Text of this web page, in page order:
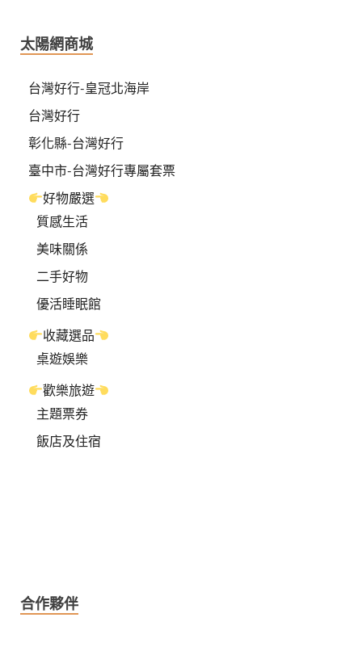
太陽網商城
台灣好行-皇冠北海岸
台灣好行
彰化縣-台灣好行
臺中市-台灣好行專屬套票
好物嚴選
質感生活
美味關係
二手好物
優活睡眠館
收藏選品
桌遊娛樂
歡樂旅遊
主題票券
飯店及住宿
合作夥伴